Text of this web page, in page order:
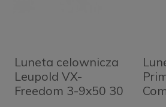
Luneta celownicza
Leupold VX-
Freedom 3-9x50 30